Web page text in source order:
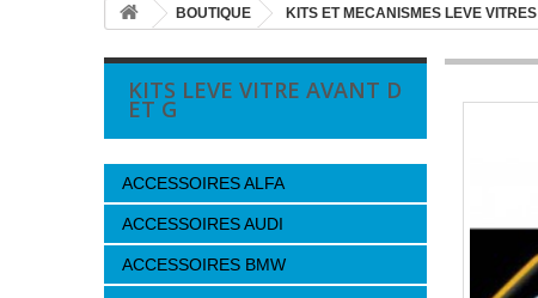
BOUTIQUE KITS ET MECANISMES LEVE VITRES
KITS LEVE VITRE AVANT D
ET G
ACCESSOIRES ALFA
ACCESSOIRES AUDI
ACCESSOIRES BMW